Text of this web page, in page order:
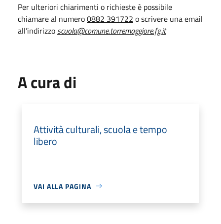
Per ulteriori chiarimenti o richieste è possibile
chiamare al numero0882 391722 o scrivere una email
all’indirizzo scuola@comune.torremaggiore.fg.it
A cura di
Attività culturali, scuola e tempo
libero
VAI ALLA PAGINA